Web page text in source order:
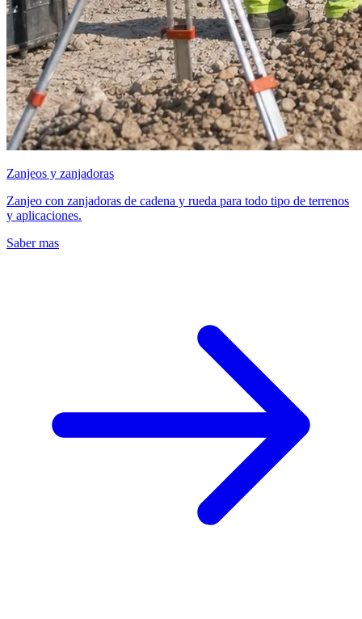
Zanjeos y zanjadoras
Zanjeo con zanjadoras de cadena y rueda para todo tipo de terrenos
y aplicaciones.
Saber mas